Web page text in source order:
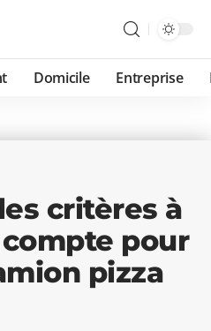
Domicile Entreprise
critères à
pour
pizza